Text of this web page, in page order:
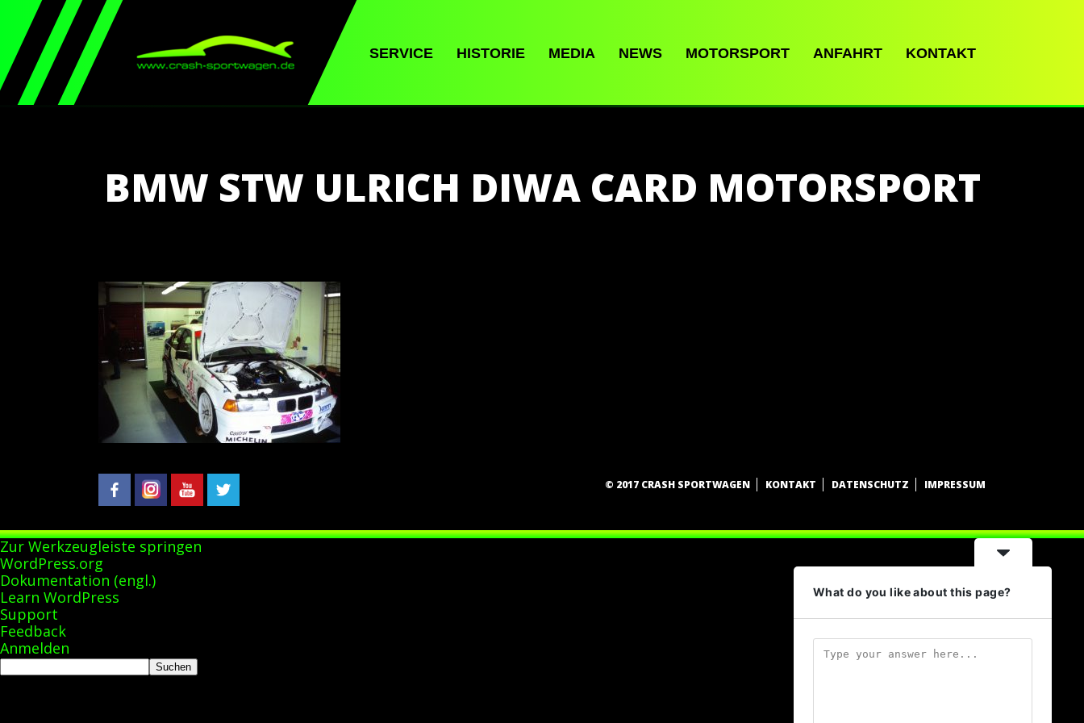
SERVICE HISTORIE MEDIA NEWS MOTORSPORT ANFAHRT KONTAKT
BMW STW ULRICH DIWA CARD MOTORSPORT
© 2017 CRASH SPORTWAGEN KONTAKT DATENSCHUTZ IMPRESSUM
Zur Werkzeugleiste springen
Über
WordPress
WordPress.org
Dokumentation (engl.)
Learn WordPress
Support
Feedback
Anmelden
Suchen
What do you like about this page?